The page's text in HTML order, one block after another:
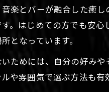
楽とバーが融合した癒
。はじめての方でも安
となっています。
ためには、自分の好み
や雰囲気で選ぶ方法も